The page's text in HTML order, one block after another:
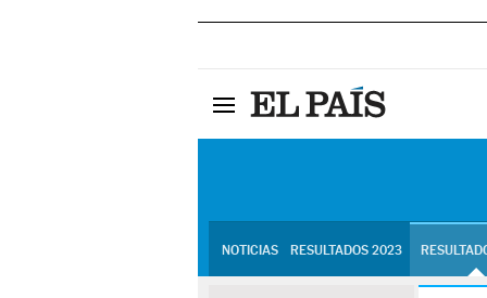
NOTICIAS RESULTADOS 2023